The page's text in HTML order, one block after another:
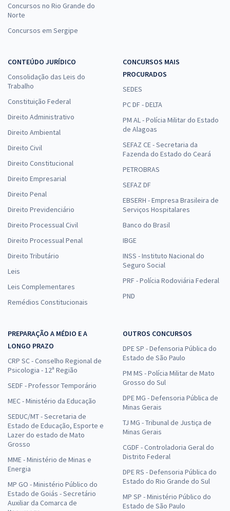
Concursos no Rio Grande do
Norte
Concursos em Sergipe
CONTEÚDO JURÍDICO
Consolidação das Leis do
Trabalho
Constituição Federal
Direito Administrativo
Direito Ambiental
Direito Civil
Direito Constitucional
Direito Empresarial
Direito Penal
Direito Previdenciário
Direito Processual Civil
Direito Processual Penal
Direito Tributário
Leis
Leis Complementares
Remédios Constitucionais
CONCURSOS MAIS
PROCURADOS
SEDES
PC DF - DELTA
PM AL - Polícia Militar do Estado
de Alagoas
SEFAZ CE - Secretaria da
Fazenda do Estado do Ceará
PETROBRAS
SEFAZ DF
EBSERH - Empresa Brasileira de
Serviços Hospitalares
Banco do Brasil
IBGE
INSS - Instituto Nacional do
Seguro Social
PRF - Polícia Rodoviária Federal
PND
PREPARAÇÃO A MÉDIO E A
LONGO PRAZO
CRP SC - Conselho Regional de
Psicologia - 12ª Região
SEDF - Professor Temporário
MEC - Ministério da Educação
SEDUC/MT - Secretaria de
Estado de Educação, Esporte e
Lazer do estado de Mato
Grosso
MME - Ministério de Minas e
Energia
MP GO - Ministério Público do
Estado de Goiás - Secretário
Auxiliar da Comarca de
OUTROS CONCURSOS
DPE SP - Defensoria Pública do
Estado de São Paulo
PM MS - Polícia Militar de Mato
Grosso do Sul
DPE MG - Defensoria Pública de
Minas Gerais
TJ MG - Tribunal de Justiça de
Minas Gerais
CGDF - Controladoria Geral do
Distrito Federal
DPE RS - Defensoria Pública do
Estado do Rio Grande do Sul
MP SP - Ministério Público do
Estado de São Paulo